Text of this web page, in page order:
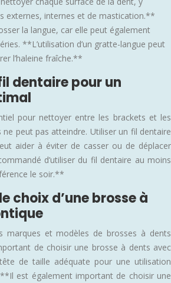
externes, internes et de mastication.**
la langue, car elle peut également
**L’utilisation d’un gratte-langue peut
l’haleine fraîche.**
dentaire pour un
pour nettoyer entre les brackets et les
peut pas atteindre. Utiliser un fil dentaire
aider à éviter de casser ou de déplacer
d’utiliser du fil dentaire au moins
le soir.**
choix d’une brosse à
marques et modèles de brosses à dents
de choisir une brosse à dents avec
de taille adéquate pour une utilisation
est également important de choisir une